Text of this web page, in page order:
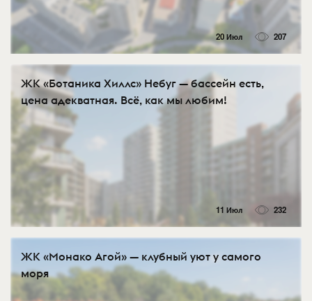
20 Июл 207
ЖК «Ботаника Хиллс» Небуг — бассейн есть,
цена адекватная. Всё, как мы любим!
11 Июл 232
ЖК «Монако Агой» — клубный уют у самого
моря